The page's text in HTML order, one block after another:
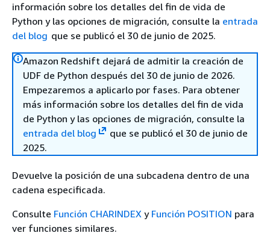
información sobre los detalles del fin de vida de
Python y las opciones de migración, consulte la entrada
del blog que se publicó el 30 de junio de 2025.
Amazon Redshift dejará de admitir la creación de
UDF de Python después del 30 de junio de 2026.
Empezaremos a aplicarlo por fases. Para obtener
más información sobre los detalles del fin de vida
de Python y las opciones de migración, consulte la
entrada del blog
que se publicó el 30 de junio de
2025.
Devuelve la posición de una subcadena dentro de una
cadena especificada.
Consulte Función CHARINDEX y Función POSITION para
ver funciones similares.